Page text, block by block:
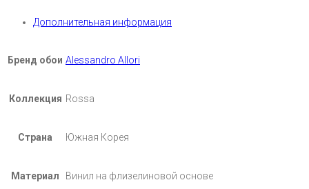
Дополнительная информация
Бренд обои Alessandro Allori
Коллекция Rossa
Страна Южная Корея
Материал Винил на флизелиновой основе